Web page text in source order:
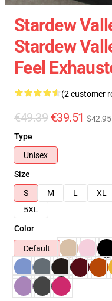
Stardew
Stardew
Feel
(2 customer
€49.39 €39.51 $42.95
Type
Unisex
Size
S
M L XL
5XL
Color
Default